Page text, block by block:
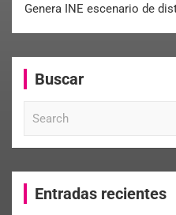
Genera INE escenario de
Buscar
c
Entradas recientes